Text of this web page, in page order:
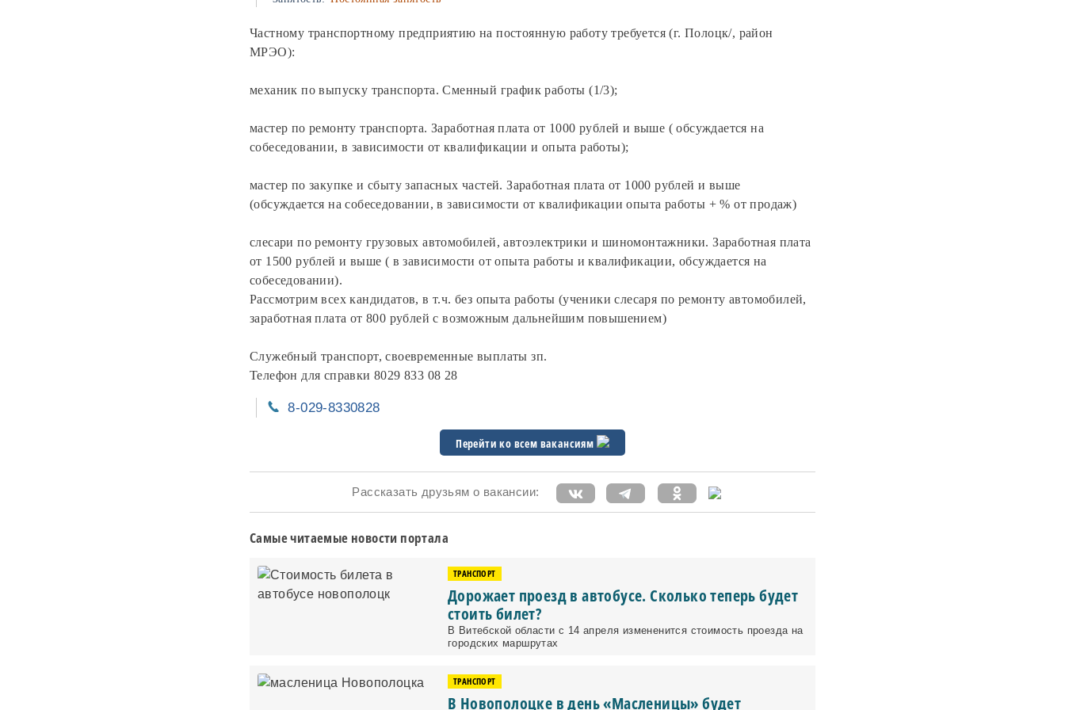
Частному транспортному предприятию на постоянную работу требуется (г. Полоцк/, район
МРЭО):
механик по выпуску транспорта. Сменный график работы (1/3);
мастер по ремонту транспорта. Заработная плата от 1000 рублей и выше ( обсуждается на
собеседовании, в зависимости от квалификации и опыта работы);
мастер по закупке и сбыту запасных частей. Заработная плата от 1000 рублей и выше
(обсуждается на собеседовании, в зависимости от квалификации опыта работы + % от продаж)
слесари по ремонту грузовых автомобилей, автоэлектрики и шиномонтажники. Заработная плата
от 1500 рублей и выше ( в зависимости от опыта работы и квалификации, обсуждается на
собеседовании).
Рассмотрим всех кандидатов, в т.ч. без опыта работы (ученики слесаря по ремонту автомобилей,
заработная плата от 800 рублей с возможным дальнейшим повышением)
Служебный транспорт, своевременные выплаты зп.
Телефон для справки 8029 833 08 28
8-029-8330828
Перейти ко всем вакансиям
Рассказать друзьям о вакансии:
Самые читаемые новости портала
ТРАНСПОРТ
Дорожает проезд в автобусе. Сколько теперь будет
стоить билет?
В Витебской области с 14 апреля измененится стоимость проезда на
городских маршрутах
ТРАНСПОРТ
В Новополоцке в день «Масленицы» будет